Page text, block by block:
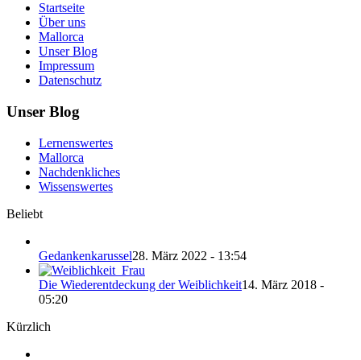
Startseite
Über uns
Mallorca
Unser Blog
Impressum
Datenschutz
Unser Blog
Lernenswertes
Mallorca
Nachdenkliches
Wissenswertes
Beliebt
Gedankenkarussel28. März 2022 - 13:54
Die Wiederentdeckung der Weiblichkeit14. März 2018 -
05:20
Kürzlich